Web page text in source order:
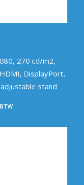
270 cd/m2,
DisplayPort,
stand